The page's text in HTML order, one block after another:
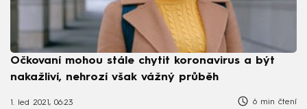
Očkovaní mohou stále chytit koronavirus a být
nakažliví, nehrozí však vážný průběh
1. led 2021, 06:23 6 min čtení